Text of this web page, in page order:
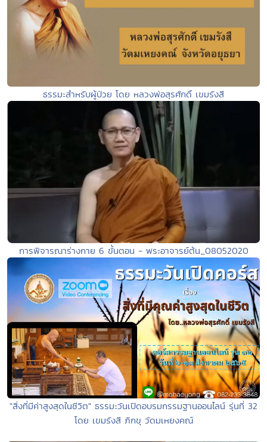
ธรรมะสำหรับผู้ป่วย โดย หลวงพ่อสุรศักดิ์ เขมรังสี
การพิจารณาร่างกาย 6 ขั้นตอน - พระอาจารย์ต้น_08052020
"สิ่งที่มีค่าสูงสุดในชีวิต" ธรรมะวันเปิดอบรมกรรมฐานออนไลน์ รุ่นที่ 32
โดย เขมรังสี ภิกขุ วัดมเหยงคณ์